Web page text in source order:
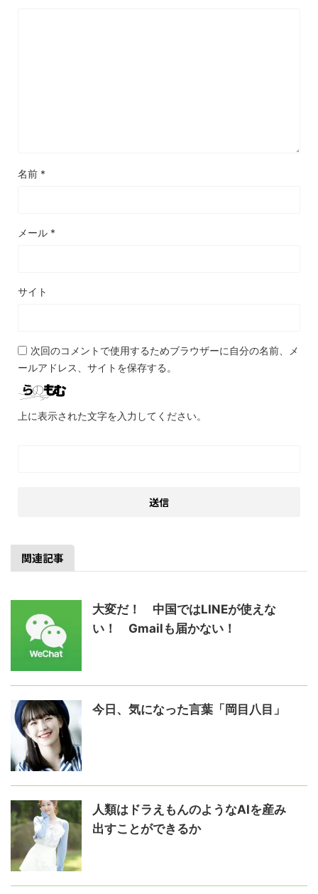
名前 *
メール *
サイト
次回のコメントで使用するためブラウザーに自分の名前、メ
ールアドレス、サイトを保存する。
上に表示された文字を入力してください。
関連記事
大変だ！ 中国ではLINEが使えな
い！ Gmailも届かない！
今日、気になった言葉「岡目八目」
人類はドラえもんのようなAIを産み
出すことができるか